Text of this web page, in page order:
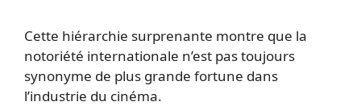
Cette hiérarchie surprenante montre que la
notoriété internationale n’est pas toujours
synonyme de plus grande fortune dans
l’industrie du cinéma.